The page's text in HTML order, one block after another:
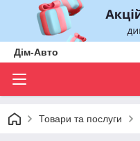
Дім-Авто
Товари та послуги